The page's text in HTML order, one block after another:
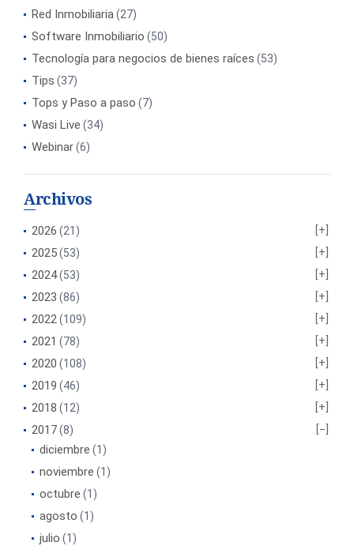
Red Inmobiliaria(27)
Software Inmobiliario (50)
Tecnología para negocios de bienes raíces (53)
Tips (37)
Tops y Paso a paso (7)
Wasi Live (34)
Webinar(6)
Archivos
2026 (21)
2025(53)
2024(53)
2023 (86)
2022(109)
2021 (78)
2020 (108)
2019 (46)
2018 (12)
2017(8)
diciembre (1)
noviembre (1)
octubre (1)
agosto (1)
julio (1)